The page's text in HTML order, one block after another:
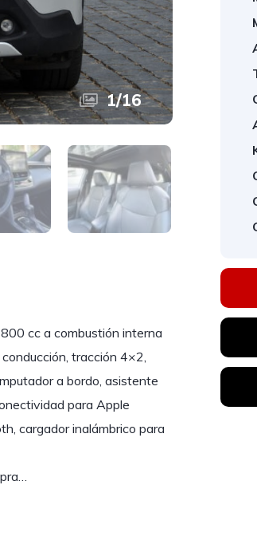
1/16
cc a combustión interna
tracción 4×2,
a bordo, asistente
para Apple
cargador inalámbrico para